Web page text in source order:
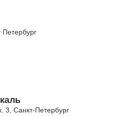
3, Санкт-Петербург